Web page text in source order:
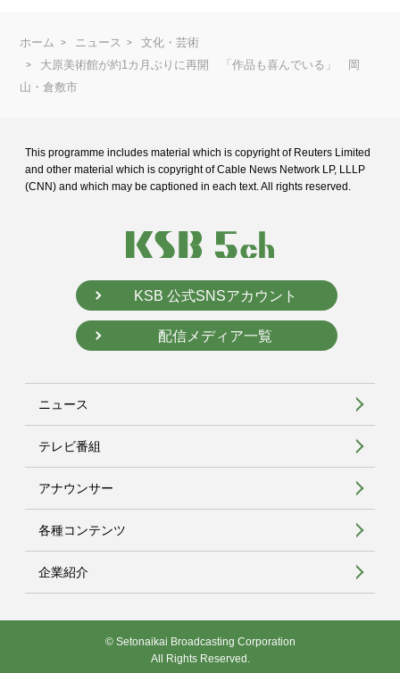
ホーム ニュース
文化・芸術
大原美術館が約1カ月ぶりに再開 「作品も喜んでいる」 岡
山・倉敷市
This programme includes material which is copyright of Reuters Limited
and other material which is copyright of Cable News Network LP, LLLP
(CNN) and which may be captioned in each text. All rights reserved.
KSB 公式SNSアカウント
配信メディア一覧
ニュース
テレビ番組
アナウンサー
各種コンテンツ
企業紹介
© Setonaikai Broadcasting Corporation
All Rights Reserved.